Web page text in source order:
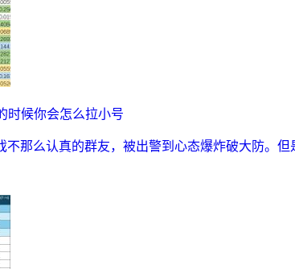
时候你会怎么拉小号
那么认真的群友，被出警到心态爆炸破大防。